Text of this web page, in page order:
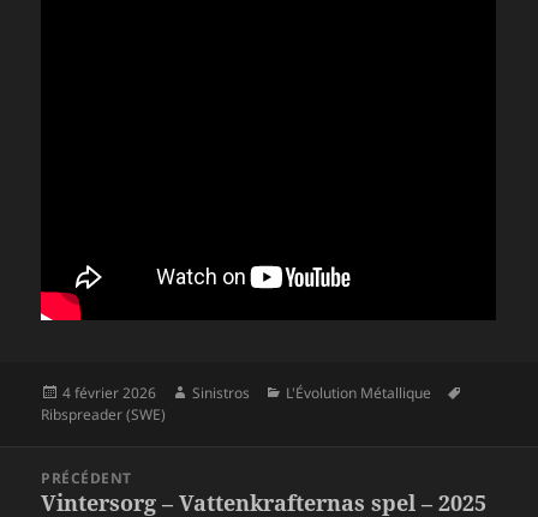
Publié
le
4 février 2026 Auteur
Sinistros Catégories
L'Évolution Métallique
Ribspreader (SWE)
PRÉCÉDENT
Article
Vintersorg – Vattenkrafternas spel – 2025